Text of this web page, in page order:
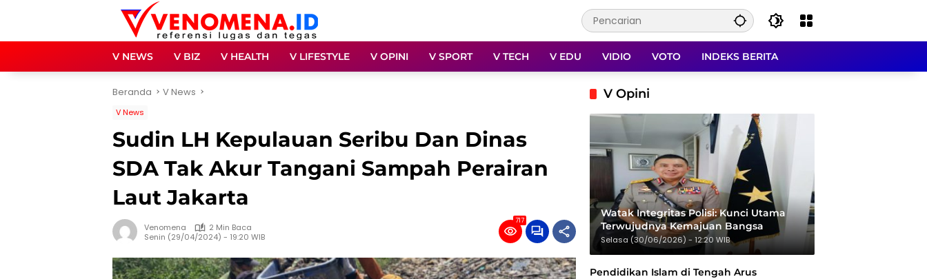
V NEWS V BIZ V HEALTH V LIFESTYLE V OPINI V SPORT V TECH V EDU VIDIO VOTO INDEKS BERITA
Beranda V News
V News
Sudin LH Kepulauan Seribu Dan Dinas
SDA Tak Akur Tangani Sampah Perairan
Laut Jakarta
Venomena
2 Min Baca
Senin (29/04/2024) - 19:20 WIB
717
V Opini
Watak Integritas Polisi: Kunci Utama
Terwujudnya Kemajuan Bangsa
Selasa (30/06/2026) - 12:20 WIB
Pendidikan Islam di Tengah Arus